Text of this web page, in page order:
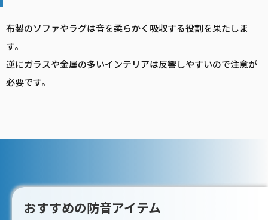
布製のソファやラグは音を柔らかく吸収する役割を果たしま
す。
逆にガラスや金属の多いインテリアは反響しやすいので注意が
必要です。
おすすめの防音アイテム